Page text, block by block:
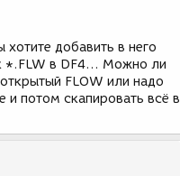
хотите добавить в него
*.FLW в DF4... Можно ли
FLOW или надо
и потом скапировать всё в